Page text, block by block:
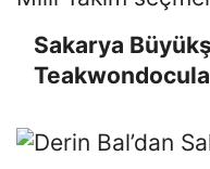
Sakarya